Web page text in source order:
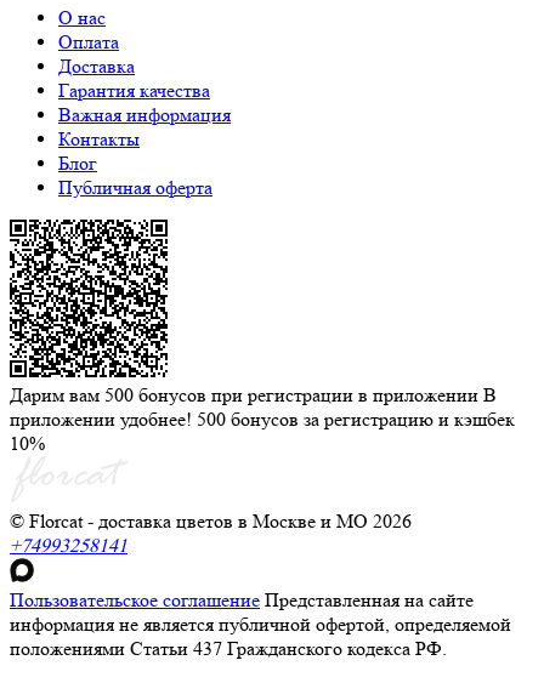
О нас
Оплата
Доставка
Гарантия качества
Важная информация
Контакты
Блог
Публичная оферта
Дарим вам 500 бонусов при регистрации в приложении В
приложении удобнее! 500 бонусов за регистрацию и кэшбек
10%
© Florcat - доставка цветов в Москве и МО 2026
+74993258141
Пользовательское соглашение Представленная на сайте
информация не является публичной офертой, определяемой
положениями Статьи 437 Гражданского кодекса РФ.